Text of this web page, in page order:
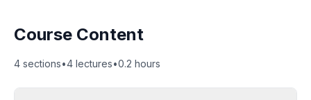
Course Content
4 sections•4 lectures•0.2 hours